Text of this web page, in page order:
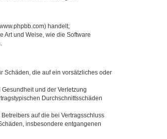
handelt;
Art und Weise, wie die Software
Schäden, die auf ein vorsätzliches oder
und der Verletzung
Durchschnittsschäden
auf die bei Vertragsschluss
insbesondere entgangenen